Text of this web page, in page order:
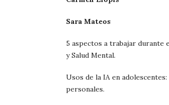
Sara Mateos
5 aspectos a trabajar durante
y Salud Mental.
Usos de la IA en
personales.